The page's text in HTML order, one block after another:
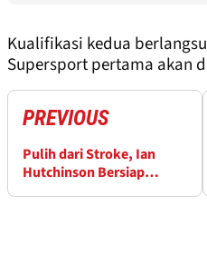
Kualifikasi kedua
Supersport pertama akan
PREVIOUS
Pulih dari Stroke, Ian
Hutchinson Bersiap